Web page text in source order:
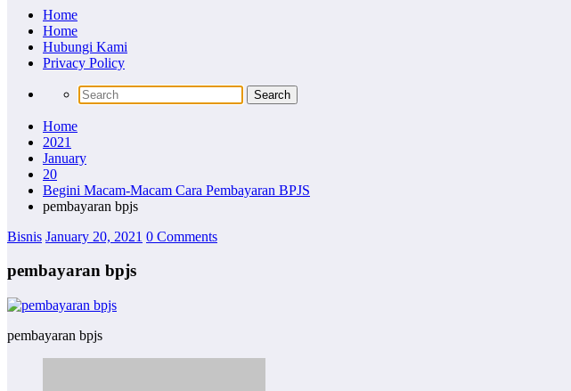
Home
Home
Hubungi Kami
Privacy Policy
Home
2021
January
20
Begini Macam-Macam Cara Pembayaran BPJS
pembayaran bpjs
Bisnis January 20, 2021 0 Comments
pembayaran bpjs
pembayaran bpjs